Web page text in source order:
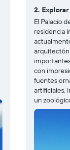
2.
El Palacio
residencia
con
fuentes
artificiales,
un